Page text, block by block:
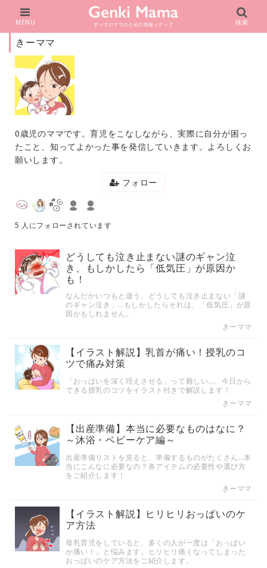
すべてのママのための情報メディア
MENU 検索
きーママ
0歳児のママです。育児をこなしながら、実際に自分が困っ
たこと、知ってよかった事を発信していきます。よろしくお
願いします。
フォロー
5 人にフォローされています
どうしても泣き止まない謎のギャン泣
き、もしかしたら「低気圧」が原因か
も！
なんだかいつもと違う、どうしても泣き止まない「謎
のギャン泣き」…もしかしたらそれは、「低気圧」が原
因かもしれません。
きーママ
【イラスト解説】乳首が痛い！授乳のコ
ツで痛み対策
「おっぱいを深く咥えさせる」って難しい…。今日から
できる授乳のコツをイラスト付きで解説します！
きーママ
【出産準備】本当に必要なものはなに？
～沐浴・ベビーケア編～
出産準備リストを見ると、準備するものがたくさん…本
当にこんなに必要なの？各アイテムの必要性や選び方
をご紹介します！
きーママ
【イラスト解説】ヒリヒリおっぱいのケ
ア方法
母乳育児をしていると、多くの人が一度は「おっぱい
が痛い！」と悩みます。ヒリヒリ痛くなってしまった
おっぱいのケア方法をご紹介します。